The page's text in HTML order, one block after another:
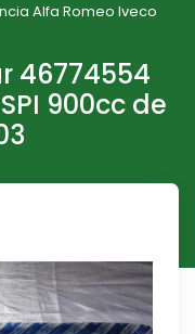
Alfa Romeo Iveco
46774554
900cc de